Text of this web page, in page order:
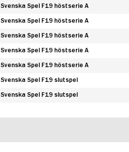
Svenska Spel F19 höstserie A
Svenska Spel F19 höstserie A
Svenska Spel F19 höstserie A
Svenska Spel F19 höstserie A
Svenska Spel F19 höstserie A
Svenska Spel F19 slutspel
Svenska Spel F19 slutspel